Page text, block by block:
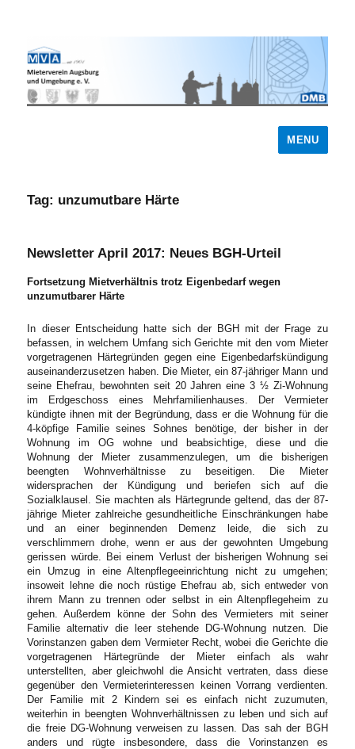
MENU
Tag: unzumutbare Härte
Newsletter April 2017: Neues BGH-Urteil
Fortsetzung Mietverhältnis trotz Eigenbedarf wegen
unzumutbarer Härte
In dieser Entscheidung hatte sich der BGH mit der Frage zu
befassen, in welchem Umfang sich Gerichte mit den vom Mieter
vorgetragenen Härtegründen gegen eine Eigenbedarfskündigung
auseinanderzusetzen haben. Die Mieter, ein 87-jähriger Mann und
seine Ehefrau, bewohnten seit 20 Jahren eine 3 ½ Zi-Wohnung
im Erdgeschoss eines Mehrfamilienhauses. Der Vermieter
kündigte ihnen mit der Begründung, dass er die Wohnung für die
4-köpfige Familie seines Sohnes benötige, der bisher in der
Wohnung im OG wohne und beabsichtige, diese und die
Wohnung der Mieter zusammenzulegen, um die bisherigen
beengten Wohnverhältnisse zu beseitigen. Die Mieter
widersprachen der Kündigung und beriefen sich auf die
Sozialklausel. Sie machten als Härtegrunde geltend, das der 87-
jährige Mieter zahlreiche gesundheitliche Einschränkungen habe
und an einer beginnenden Demenz leide, die sich zu
verschlimmern drohe, wenn er aus der gewohnten Umgebung
gerissen würde. Bei einem Verlust der bisherigen Wohnung sei
ein Umzug in eine Altenpflegeeinrichtung nicht zu umgehen;
insoweit lehne die noch rüstige Ehefrau ab, sich entweder von
ihrem Mann zu trennen oder selbst in ein Altenpflegeheim zu
gehen. Außerdem könne der Sohn des Vermieters mit seiner
Familie alternativ die leer stehende DG-Wohnung nutzen. Die
Vorinstanzen gaben dem Vermieter Recht, wobei die Gerichte die
vorgetragenen Härtegründe der Mieter einfach als wahr
unterstellten, aber gleichwohl die Ansicht vertraten, dass diese
gegenüber den Vermieterinteressen keinen Vorrang verdienten.
Der Familie mit 2 Kindern sei es einfach nicht zuzumuten,
weiterhin in beengten Wohnverhältnissen zu leben und sich auf
die freie DG-Wohnung verweisen zu lassen. Das sah der BGH
anders und rügte insbesondere, dass die Vorinstanzen es